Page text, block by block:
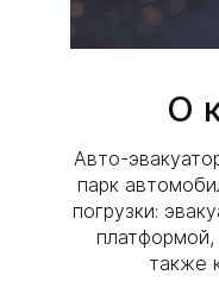
О
Авто-
парк
погрузки:
платформой,
также